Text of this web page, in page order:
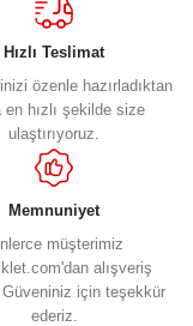
Hızlı Teslimat
özenle hazırladıktan
en hızlı şekilde size
ulaştırıyoruz.
Memnuniyet
müşterimiz
alışveriş
Güveniniz için teşekkür
ederiz.